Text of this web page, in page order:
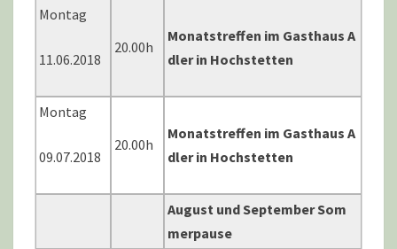
Montag
11.06.2018
20.00h
Monatstreffen im Gasthaus A
dler in Hochstetten
Montag
09.07.2018
20.00h
Monatstreffen im Gasthaus A
dler in Hochstetten
August und September Som
merpause